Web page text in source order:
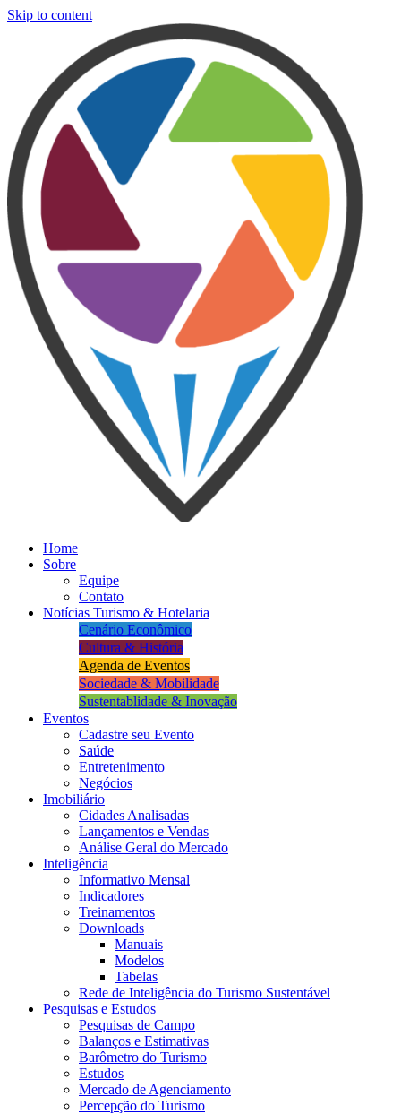
Skip to content
Home
Sobre
Equipe
Contato
Notícias Turismo & Hotelaria
Cenário Econômico
Cultura & História
Agenda de Eventos
Sociedade & Mobilidade
Sustentablidade & Inovação
Eventos
Cadastre seu Evento
Saúde
Entretenimento
Negócios
Imobiliário
Cidades Analisadas
Lançamentos e Vendas
Análise Geral do Mercado
Inteligência
Informativo Mensal​
Indicadores
Treinamentos
Downloads
Manuais
Modelos
Tabelas
Rede de Inteligência do Turismo Sustentável
Pesquisas e Estudos
Pesquisas de Campo
Balanços e Estimativas
Barômetro do Turismo
Estudos
Mercado de Agenciamento
Percepção do Turismo